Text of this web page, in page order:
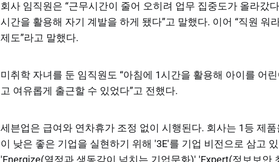
회사 임직원은 “근무시간이 줄어 오히려 업무 집중도가 올라갔
시간을 활용해 자기 계발을 하게 됐다”고 말했다. 이어 “직원 워
제도”라고 말했다.
미취학 자녀를 둔 임직원도 “아침에 1시간을 활용해 아이를 어린
고 여유롭게 출근할 수 있었다”고 전했다.
세븐업은 급여와 연차휴가 조정 없이 시행된다. 회사는 1등 제
이 낮은 좋은 기업을 실현하기 위해 '3E'를 기업 비전으로 삼고